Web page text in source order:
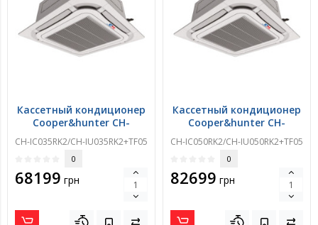
Кассетный кондиционер
Cooper&hunter CH-
IC035RK2/CH-
IU035RK2+TF05
CH-IC035RK2/CH-IU035RK2+TF05
0
68199 грн
Кассетный кондиционер
Cooper&hunter CH-
IC050RK2/CH-
IU050RK2+TF05
CH-IC050RK2/CH-IU050RK2+TF05
0
82699 грн